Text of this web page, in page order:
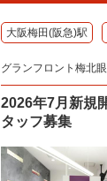
大阪梅田(阪急)駅
グランフロント梅北
2026年7月新規
タッフ募集